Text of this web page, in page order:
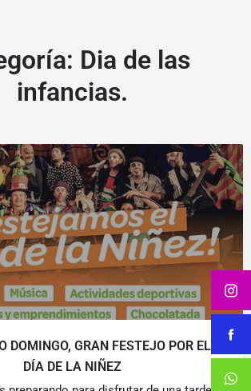
Dia de las
infancias.
DOMINGO, GRAN FESTEJO POR EL
DÍA DE LA NIÑEZ